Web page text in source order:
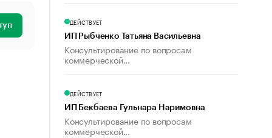
ДЕЙСТВУЕТ
ИП Рыбченко Татьяна Васильевна
Консультирование по вопросам
коммерческой...
ДЕЙСТВУЕТ
ИП Бекбаева Гульнара Наримовна
Консультирование по вопросам
коммерческой...